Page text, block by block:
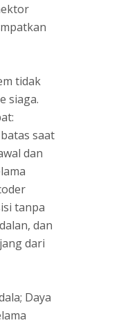
tidak
siaga.
saat
dan
tanpa
dan
dari
Daya